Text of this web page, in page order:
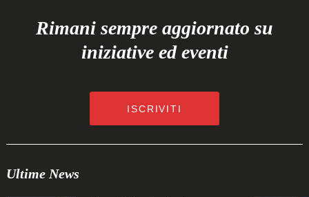
Rimani sempre aggiornato su
iniziative ed eventi
ISCRIVITI
Ultime News